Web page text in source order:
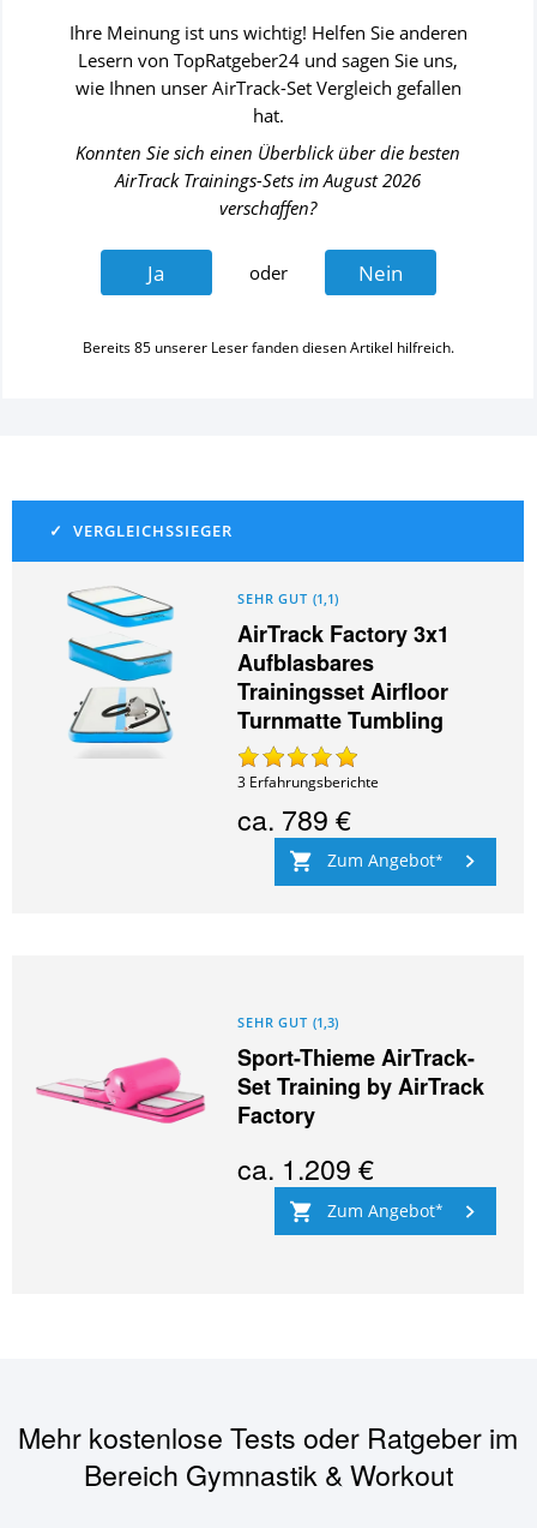
Ihre Meinung ist uns wichtig! Helfen Sie anderen
Lesern von TopRatgeber24 und sagen Sie uns,
wie Ihnen unser AirTrack-Set Vergleich gefallen
hat.
Konnten Sie sich einen Überblick über die besten
AirTrack Trainings-Sets imAugust 2026
verschaffen?
Ja oder Nein
Bereits 85unserer Leser fanden diesen Artikel hilfreich.
SEHR GUT (1,1)
AirTrack Factory 3x1
Aufblasbares
Trainingsset Airfloor
Turnmatte Tumbling
3 Erfahrungsberichte
ca. 789 €
Zum Angebot
SEHR GUT (1,3)
Sport-Thieme AirTrack-
Set Training by AirTrack
Factory
ca. 1.209 €
Zum Angebot
Mehr kostenlose Tests oder Ratgeber im
Bereich Gymnastik & Workout